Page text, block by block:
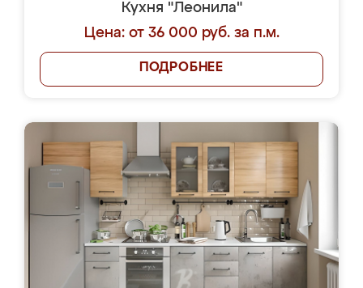
Кухня "Леонила"
Цена: от 36 000 руб. за п.м.
ПОДРОБНЕЕ